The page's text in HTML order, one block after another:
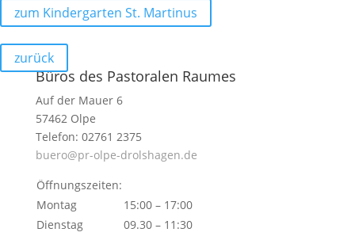
zum Kinder­garten St. Martinus
zurück
Büros des Pastoralen Raumes
Auf der Mauer 6
57462 Olpe
Telefon: 02761 2375
buero@pr-olpe-drolshagen.de
Öffnungszeiten:
Montag
15:00 – 17:00
Dienstag
09.30 – 11:30